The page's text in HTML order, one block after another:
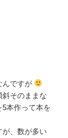
んですが
斜そのままな
本作って本を
、数が多い